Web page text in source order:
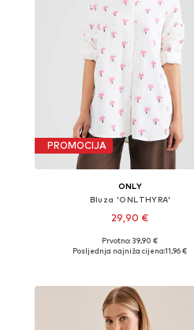
PROMOCIJA
ONLY
Bluza 'ONLTHYRA'
29,90 €
+ 6
Dostupne veličine: XS, S, M, L, XL
Prvotno: 39,90 €
Posljednja najniža cijena:11,96 €